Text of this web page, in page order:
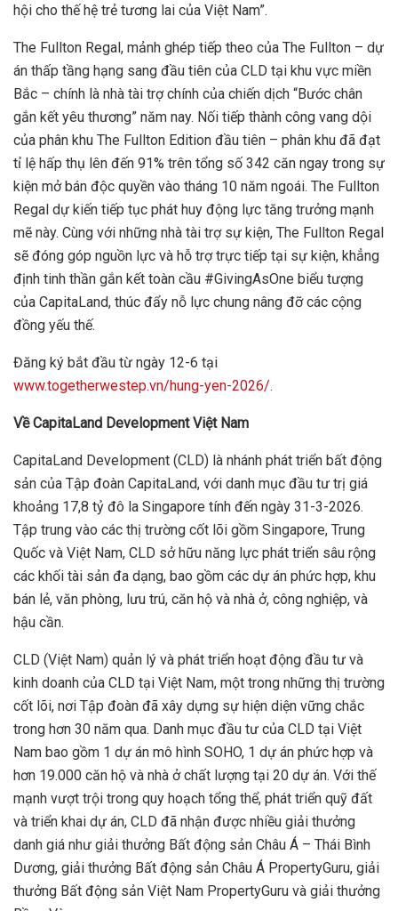
hội cho thế hệ trẻ tương lai của Việt Nam”.
The Fullton Regal, mảnh ghép tiếp theo của The Fullton – dự
án thấp tầng hạng sang đầu tiên của CLD tại khu vực miền
Bắc – chính là nhà tài trợ chính của chiến dịch “Bước chân
gắn kết yêu thương” năm nay. Nối tiếp thành công vang dội
của phân khu The Fullton Edition đầu tiên – phân khu đã đạt
tỉ lệ hấp thụ lên đến 91% trên tổng số 342 căn ngay trong sự
kiện mở bán độc quyền vào tháng 10 năm ngoái. The Fullton
Regal dự kiến tiếp tục phát huy động lực tăng trưởng mạnh
mẽ này. Cùng với những nhà tài trợ sự kiện, The Fullton Regal
sẽ đóng góp nguồn lực và hỗ trợ trực tiếp tại sự kiện, khẳng
định tinh thần gắn kết toàn cầu #GivingAsOne biểu tượng
của CapitaLand, thúc đẩy nỗ lực chung nâng đỡ các cộng
đồng yếu thế.
Đăng ký bắt đầu từ ngày 12-6 tại
www.togetherwestep.vn/hung-yen-2026/.
Về CapitaLand Development Việt Nam
CapitaLand Development (CLD) là nhánh phát triển bất động
sản của Tập đoàn CapitaLand, với danh mục đầu tư trị giá
khoảng 17,8 tỷ đô la Singapore tính đến ngày 31-3-2026.
Tập trung vào các thị trường cốt lõi gồm Singapore, Trung
Quốc và Việt Nam, CLD sở hữu năng lực phát triển sâu rộng
các khối tài sản đa dạng, bao gồm các dự án phức hợp, khu
bán lẻ, văn phòng, lưu trú, căn hộ và nhà ở, công nghiệp, và
hậu cần.
CLD (Việt Nam) quản lý và phát triển hoạt động đầu tư và
kinh doanh của CLD tại Việt Nam, một trong những thị trường
cốt lõi, nơi Tập đoàn đã xây dựng sự hiện diện vững chắc
trong hơn 30 năm qua. Danh mục đầu tư của CLD tại Việt
Nam bao gồm 1 dự án mô hình SOHO, 1 dự án phức hợp và
hơn 19.000 căn hộ và nhà ở chất lượng tại 20 dự án. Với thế
mạnh vượt trội trong quy hoạch tổng thể, phát triển quỹ đất
và triển khai dự án, CLD đã nhận được nhiều giải thưởng
danh giá như giải thưởng Bất động sản Châu Á – Thái Bình
Dương, giải thưởng Bất động sản Châu Á PropertyGuru, giải
thưởng Bất động sản Việt Nam PropertyGuru và giải thưởng